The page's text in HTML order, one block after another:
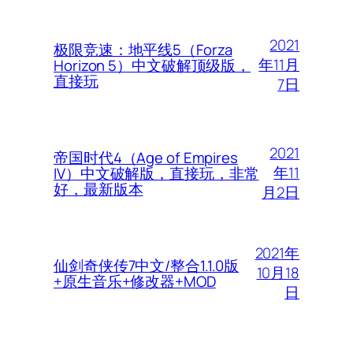
极限竞速：地平线5（Forza
Horizon 5）中文破解顶级版，
直接玩
2021
年11月
7日
帝国时代4（Age of Empires
IV）中文破解版，直接玩，非常
好，最新版本
2021
年11
月2日
仙剑奇侠传7中文/整合1.1.0版
+原生音乐+修改器+MOD
2021年
10月18
日